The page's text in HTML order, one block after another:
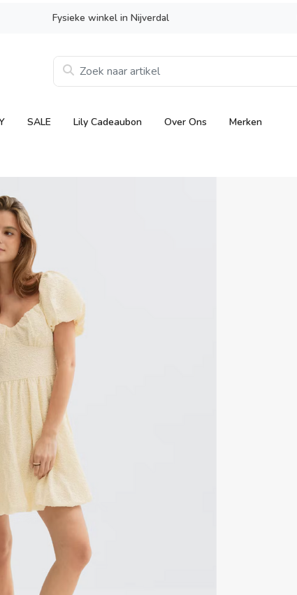
Fysieke winkel in Nijverdal
SALE Lily Cadeaubon Over Ons Merken